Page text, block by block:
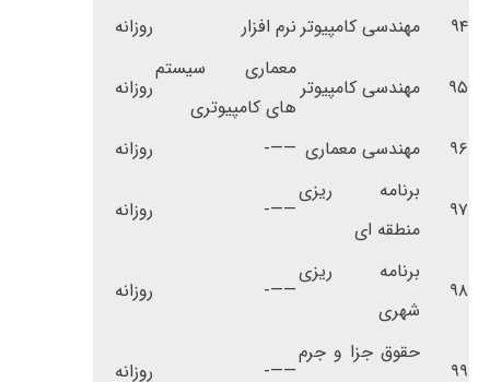
۹۴
مهندسی کامپیوتر نرم افزار روزانه
۹۵ مهندسی کامپیوتر
معماری سیستم
های کامپیوتری
روزانه
۹۶ مهندسی معماری ——- روزانه
۹۷
برنامه ریزی
منطقه ای
——- روزانه
۹۸
برنامه ریزی
شهری
——- روزانه
۹۹
حقوق جزا و جرم
——- روزانه